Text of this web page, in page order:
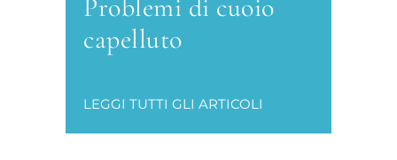
Problemi di cuoio
capelluto
LEGGI TUTTI GLI ARTICOLI